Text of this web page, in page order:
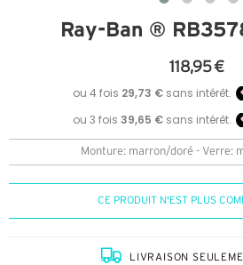
Ray-Ban ®
118,95 €
Monture: marron/doré - Verre:
CE PRODUIT N'EST PLUS
LIVRAISON